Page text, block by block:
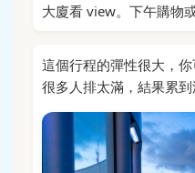
大廈看 view。下午購物
這個行程的彈性很大，
很多人排太滿，結果累到